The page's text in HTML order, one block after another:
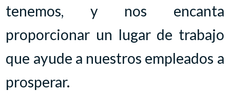
tenemos, y nos encanta
proporcionar un lugar de trabajo
que ayude a nuestros empleados a
prosperar.